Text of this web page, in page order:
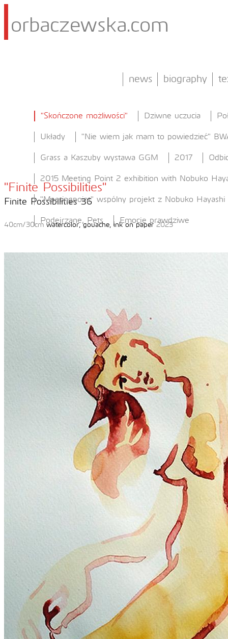
orbaczewska.com
news biography
"Skończone możliwości" Dziwne uczucia
Układy "Nie wiem jak mam to powiedzieć"
Grass a Kaszuby wystawa GGM 2017
2015 Meeting Point 2 exhibition with Nobuko
"Meetingpoint" wspólny projekt z Nobuko Hayashi
Podejrzane, Pets Emocje prawdziwe
"Finite Possibilities"
Finite Possibilities 36
40cm/30cm watercolor, gouache, ink on paper2023